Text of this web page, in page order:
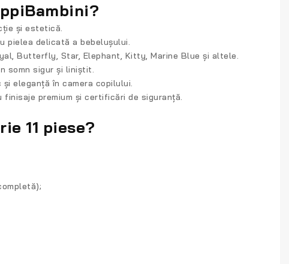
și estetică.
pielea delicată a bebelușului.
Butterfly, Star, Elephant, Kitty, Marine Blue și altele.
somn sigur și liniștit.
eleganță în camera copilului.
finisaje premium și certificări de siguranță.
11 piese?